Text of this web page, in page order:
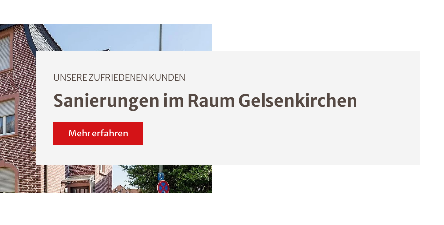
UNSERE ZUFRIEDENEN KUNDEN
Sanierungen im Raum Gelsenkirchen
Mehr erfahren